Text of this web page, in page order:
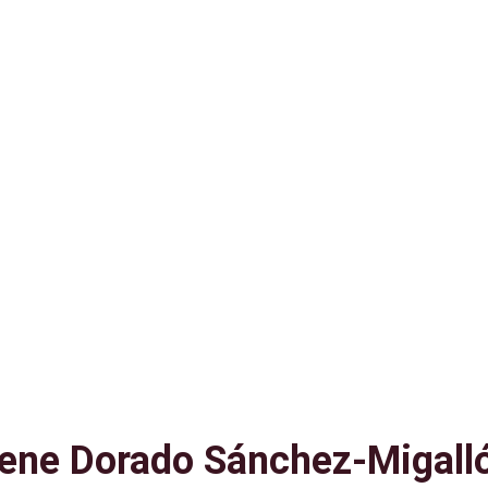
Dorado Sánchez-